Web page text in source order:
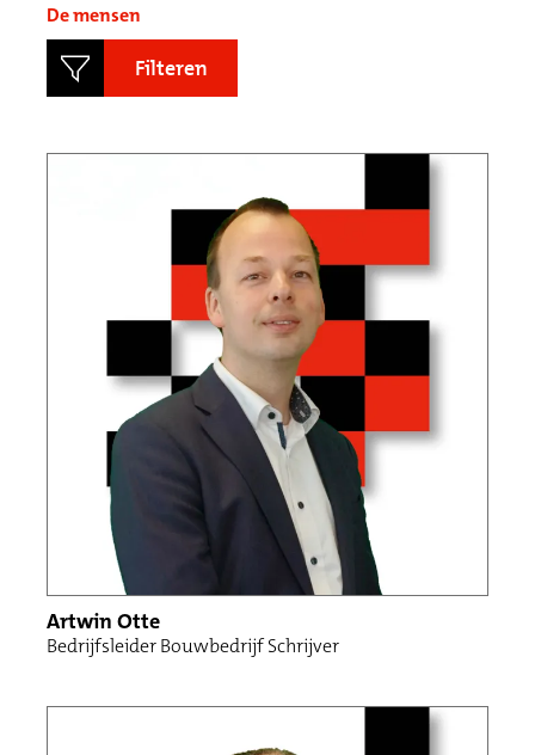
De mensen
Filteren
Directie / Management
Projectleiding
Uitvoerders
Werkvoorbereiding
Projectontwikkeling
Onderhouden en beheren
Administratie / Klantcontactcenter
Artwin Otte
Bedrijfsleider Bouwbedrijf Schrijver